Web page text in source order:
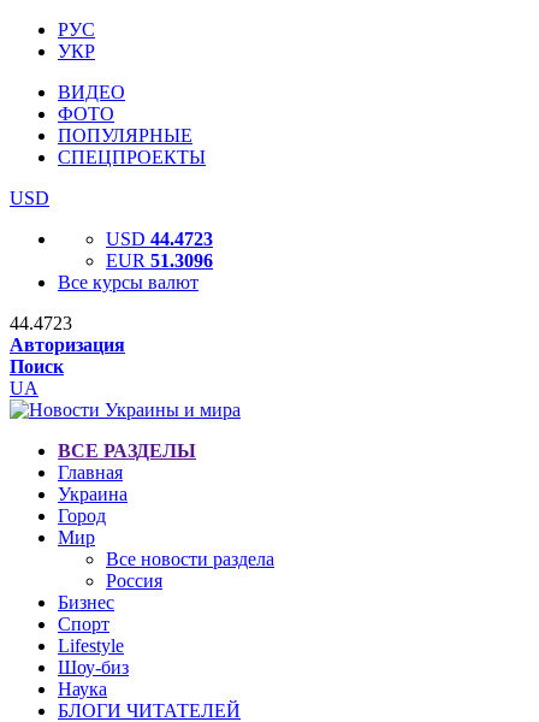
РУС
УКР
ВИДЕО
ФОТО
ПОПУЛЯРНЫЕ
СПЕЦПРОЕКТЫ
USD
USD 44.4723
EUR 51.3096
Все курсы валют
44.4723
Авторизация
Поиск
UA
ВСЕ РАЗДЕЛЫ
Главная
Украина
Город
Мир
Все новости раздела
Россия
Бизнес
Спорт
Lifestyle
Шоу-биз
Наука
БЛОГИ ЧИТАТЕЛЕЙ